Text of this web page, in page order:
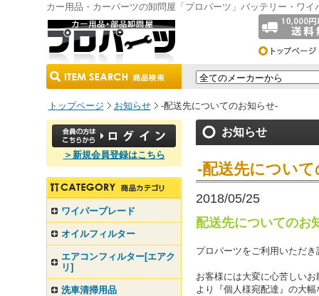
カー用品・カーパーツの卸問屋「プロパーツ」バッテリー・ワ
トップページ お知らせ -配送先についてのお知らせ-
お知らせ
-配送先につい
2018/05/25
配送先についてのお
プロパーツをご利用いただ
お客様には大変に心苦しい
より『個人様宛配達』の大
＞新規会員登録はこちら
ワイパーブレード
オイルフィルター
エアコンフィルター[エアク
リ]
洗車清掃用品